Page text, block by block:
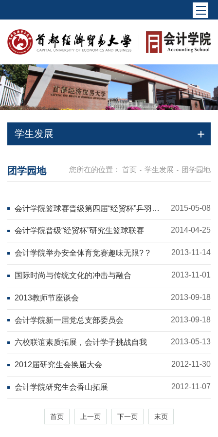
学生发展
您所在的位置： 首页 - 学生发展 - 团学园地
团学园地
会计学院篮球赛晋级第四届“经贸杯”乒羽篮
比赛决赛
2015-05-08
会计学院晋级“经贸杯”研究生篮球联赛 2014-04-25
会计学院举办安全体育竞赛趣味无限? ? 2013-11-14
国际时尚与传统文化的冲击与融合 2013-11-01
2013教师节座谈会 2013-09-18
会计学院新一届党总支部委员会 2013-09-18
六校联谊素质拓展，会计学子挑战自我 2013-05-13
2012届研究生会换届大会 2012-11-30
会计学院研究生会香山拓展 2012-11-07
首页 上一页 下一页 末页